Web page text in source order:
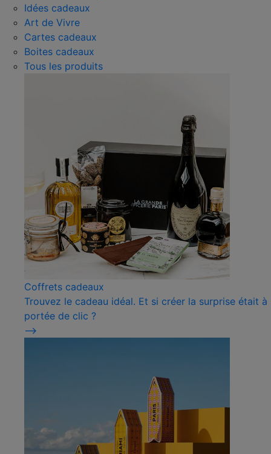
Idées cadeaux
Art de Vivre
Cartes cadeaux
Boites cadeaux
Tous les produits
Coffrets cadeaux
Trouvez le cadeau idéal. Et si créer la surprise était à
portée de clic ?
⟶